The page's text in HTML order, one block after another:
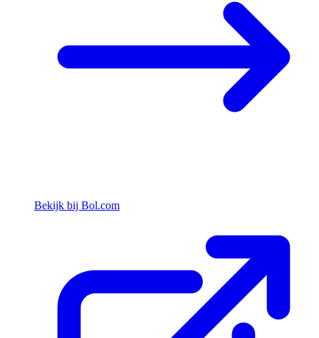
Bekijk bij Bol.com